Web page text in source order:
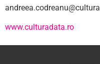
www.culturadata.ro